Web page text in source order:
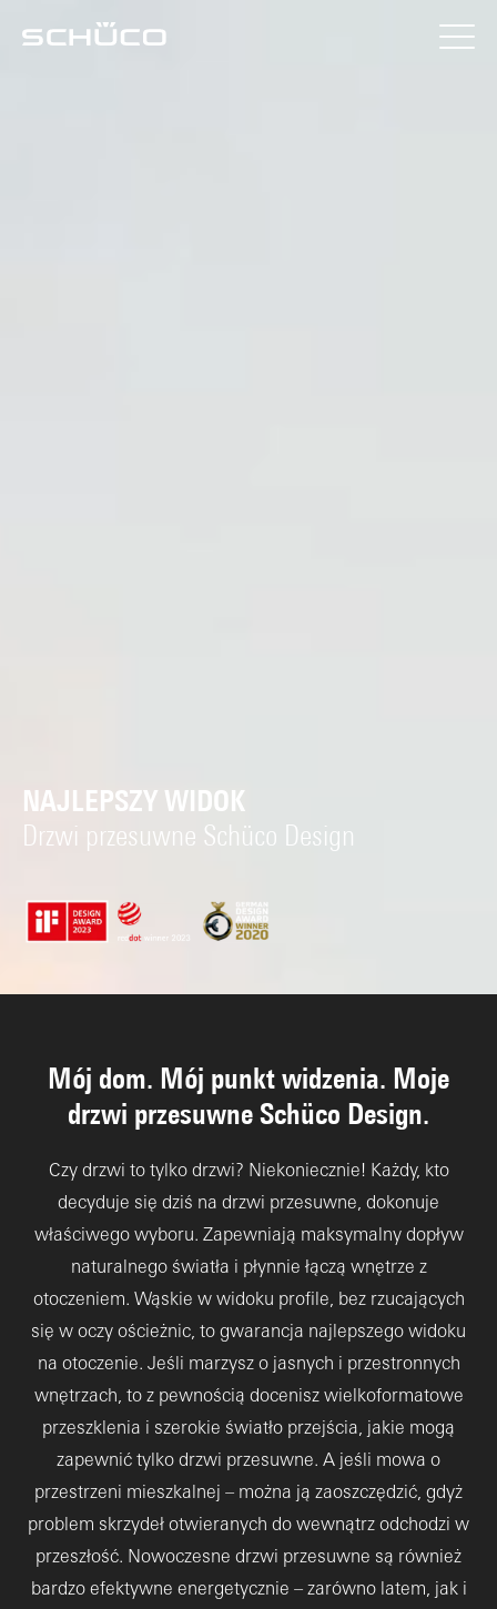
NAJLEPSZY WIDOK
Drzwi przesuwne Schüco Design
Mój dom. Mój punkt widzenia. Moje
drzwi przesuwne Schüco Design.
Czy drzwi to tylko drzwi? Niekoniecznie! Każdy, kto
decyduje się dziś na drzwi przesuwne, dokonuje
właściwego wyboru. Zapewniają maksymalny dopływ
naturalnego światła i płynnie łączą wnętrze z
otoczeniem. Wąskie w widoku profile, bez rzucających
się w oczy ościeżnic, to gwarancja najlepszego widoku
na otoczenie. Jeśli marzysz o jasnych i przestronnych
wnętrzach, to z pewnością docenisz wielkoformatowe
przeszklenia i szerokie światło przejścia, jakie mogą
zapewnić tylko drzwi przesuwne. A jeśli mowa o
przestrzeni mieszkalnej – można ją zaoszczędzić, gdyż
problem skrzydeł otwieranych do wewnątrz odchodzi w
przeszłość. Nowoczesne drzwi przesuwne są również
bardzo efektywne energetycznie – zarówno latem, jak i